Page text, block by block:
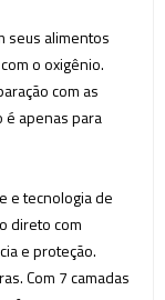
seus alimentos
o oxigênio.
com as
é apenas para
e tecnologia de
direto com
e proteção.
Com 7 camadas